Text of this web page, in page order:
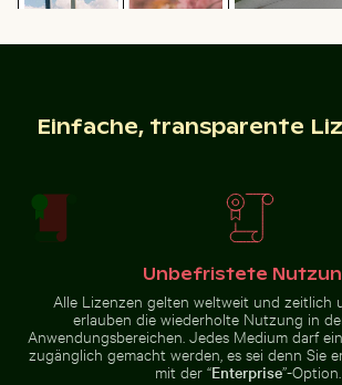
Vordergrund
Kirschblüten
Nahaufnahme einer Möwe vor blauem
Hintergrund
Mini-Einkaufswagen mit gelben
Einfache, transparente
Unbefristete
Alle Lizenzen gelten weltweit und zeitlich
erlauben die wiederholte Nutzung in
Anwendungsbereichen. Jedes Medium darf
zugänglich gemacht werden, es sei denn Sie
mit der “Enterprise”-Option.